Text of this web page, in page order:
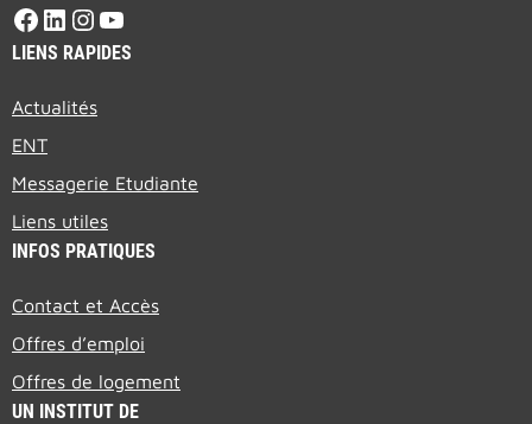
LIENS RAPIDES
Actualités
ENT
Messagerie Etudiante
Liens utiles
INFOS PRATIQUES
Contact et Accès
Offres d’emploi
Offres de logement
UN INSTITUT DE